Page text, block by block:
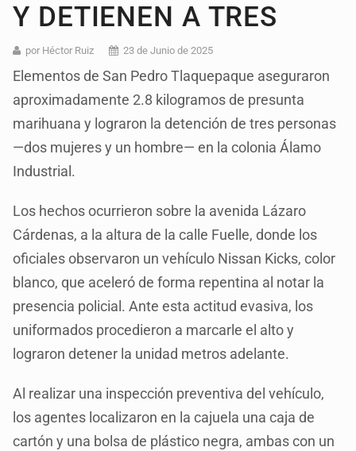
Y DETIENEN A TRES
por Héctor Ruiz 23 de Junio de 2025
Elementos de San Pedro Tlaquepaque aseguraron
aproximadamente 2.8 kilogramos de presunta
marihuana y lograron la detención de tres personas
—dos mujeres y un hombre— en la colonia Álamo
Industrial.
Los hechos ocurrieron sobre la avenida Lázaro
Cárdenas, a la altura de la calle Fuelle, donde los
oficiales observaron un vehículo Nissan Kicks, color
blanco, que aceleró de forma repentina al notar la
presencia policial. Ante esta actitud evasiva, los
uniformados procedieron a marcarle el alto y
lograron detener la unidad metros adelante.
Al realizar una inspección preventiva del vehículo,
los agentes localizaron en la cajuela una caja de
cartón y una bolsa de plástico negra, ambas con un